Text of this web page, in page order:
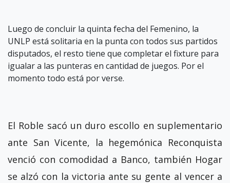
Luego de concluir la quinta fecha del Femenino, la
UNLP está solitaria en la punta con todos sus partidos
disputados, el resto tiene que completar el fixture para
igualar a las punteras en cantidad de juegos. Por el
momento todo está por verse.
El Roble sacó un duro escollo en suplementario
ante San Vicente, la hegemónica Reconquista
venció con comodidad a Banco, también Hogar
se alzó con la victoria ante su gente al vencer a